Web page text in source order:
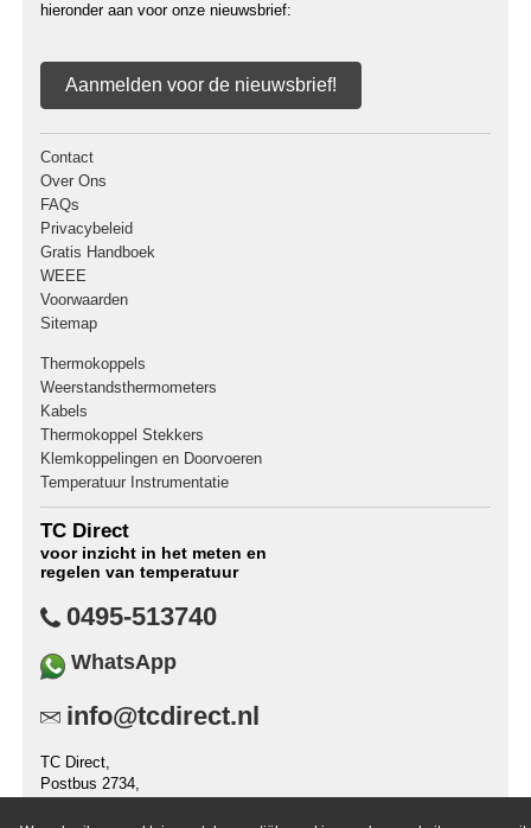
hieronder aan voor onze nieuwsbrief:
Aanmelden voor de nieuwsbrief!
Contact
Over Ons
FAQs
Privacybeleid
Gratis Handboek
WEEE
Voorwaarden
Sitemap
Thermokoppels
Weerstandsthermometers
Kabels
Thermokoppel Stekkers
Klemkoppelingen en Doorvoeren
Temperatuur Instrumentatie
TC Direct
voor inzicht in het meten en
regelen van temperatuur
0495-513740
WhatsApp
info@tcdirect.nl
TC Direct,
Postbus 2734,